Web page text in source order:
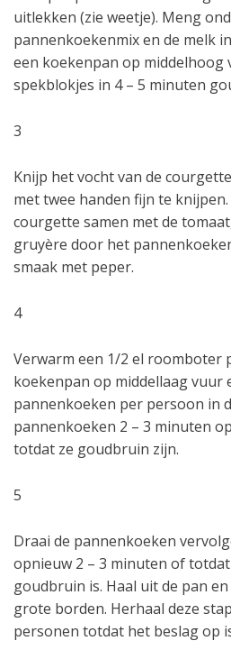
uitlekken (zie weetje). Meng
pannenkoekenmix en de melk
een koekenpan op middelhoog
spekblokjes in 4 – 5 minuten
3
Knijp het vocht van de
met twee handen fijn te
courgette samen met de
gruyère door het
smaak met peper.
4
Verwarm een 1/2 el roomboter
koekenpan op middellaag vuur
pannenkoeken per persoon in
pannenkoeken 2 – 3 minuten
totdat ze goudbruin zijn.
5
Draai de pannenkoeken
opnieuw 2 – 3 minuten of
goudbruin is. Haal uit de pan
grote borden. Herhaal deze
personen totdat het beslag op